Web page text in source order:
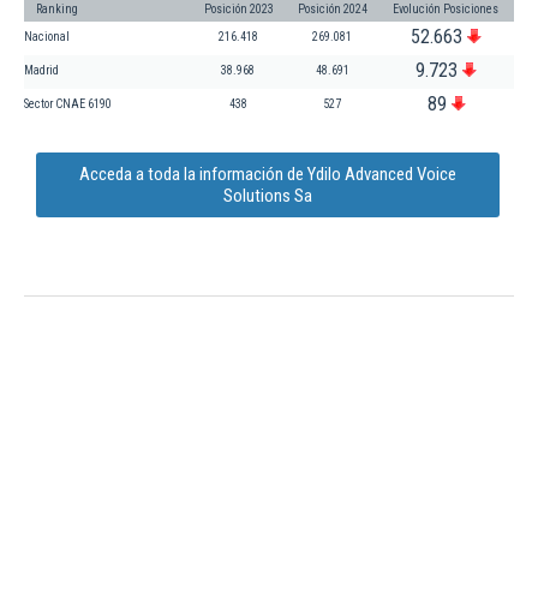
Ranking Posición 2023 Posición 2024 Evolución Posiciones
Nacional 216.418 269.081 52.663
Madrid 38.968 48.691 9.723
Sector CNAE 6190 438 527 89
Acceda a toda la información de Ydilo Advanced Voice
Solutions Sa